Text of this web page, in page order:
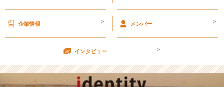
説
(๑
˃́
˂̀
๑)
企業情報 > メンバー >
インタビュー >